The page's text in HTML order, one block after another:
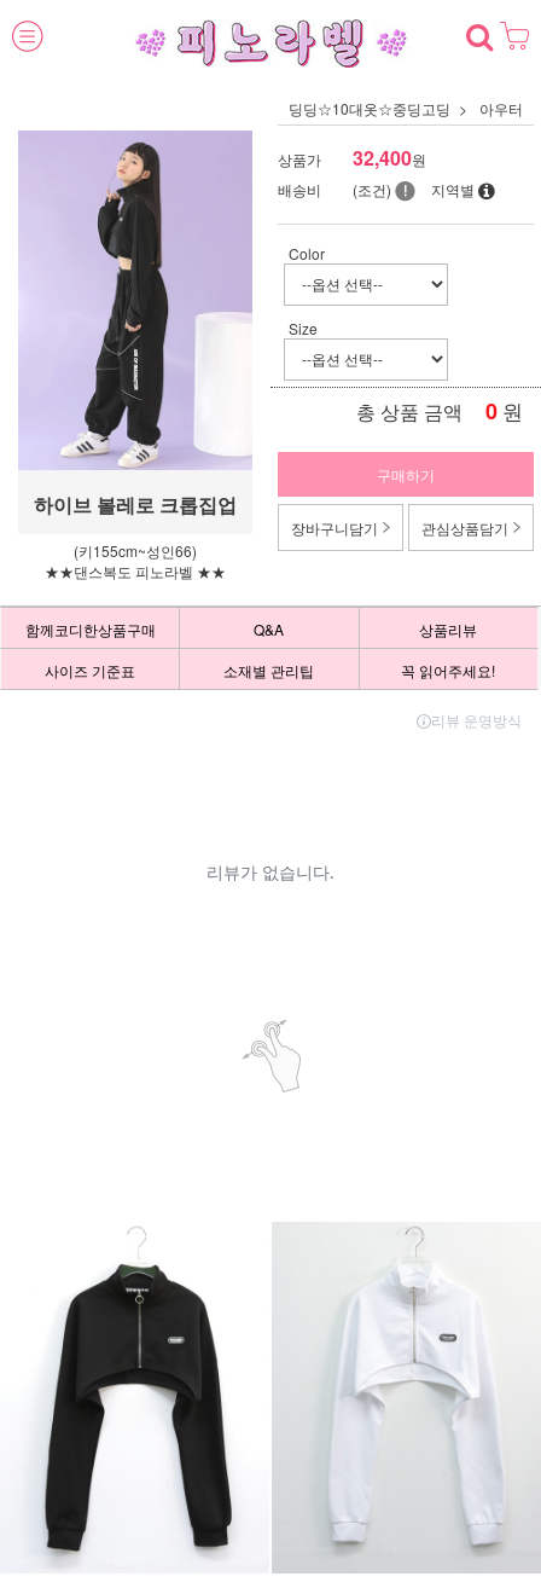
딩딩☆10대옷☆중딩고딩 아우터
하이브 볼레로 크롭집업
(키155cm~성인66)
★★댄스복도 피노라벨 ★★
상품가 32,400원
배송비
(조건) 지역별
Color
Size
총 상품 금액 0 원
구매하기
장바구니담기 관심상품담기
함께코디한상품구매 Q&A
상품리뷰
사이즈 기준표
소재별 관리팁 꼭 읽어주세요!